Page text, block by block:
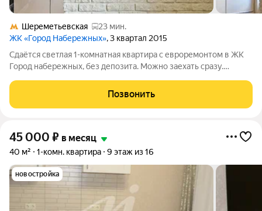
Шереметьевская
23 мин.
ЖК «Город Набережных», 3 квартал 2015
Сдаётся светлая 1-комнатная квартира с евроремонтом в ЖК
Город набережных, без депозита. Можно заехать сразу.
семьи. Открытая планировка с кухней-гостиной и отдельной
спальной зоной. Окна
Позвонить
45 000 ₽ в месяц
40 м² 1-комн. квартира 9 этаж из 16
новостройка